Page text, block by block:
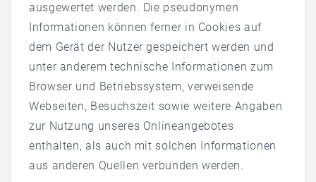
ausgewertet werden. Die pseudonymen
Informationen können ferner in Cookies auf
dem Gerät der Nutzer gespeichert werden und
unter anderem technische Informationen zum
Browser und Betriebssystem, verweisende
Webseiten, Besuchszeit sowie weitere Angaben
zur Nutzung unseres Onlineangebotes
enthalten, als auch mit solchen Informationen
aus anderen Quellen verbunden werden.